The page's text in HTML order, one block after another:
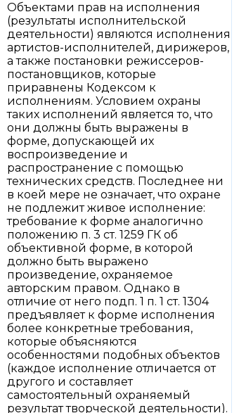
Объектами прав на исполнения
(результаты исполнительской
деятельности) являются исполнения
артистов-исполнителей, дирижеров,
а также постановки режиссеров-
постановщиков, которые
приравнены Кодексом к
исполнениям. Условием охраны
таких исполнений является то, что
они должны быть выражены в
форме, допускающей их
воспроизведение и
распространение с помощью
технических средств. Последнее ни
в коей мере не означает, что охране
не подлежит живое исполнение:
требование к форме аналогично
положению п. 3 ст. 1259 ГК об
объективной форме, в которой
должно быть выражено
произведение, охраняемое
авторским правом. Однако в
отличие от него подп. 1 п. 1 ст. 1304
предъявляет к форме исполнения
более конкретные требования,
которые объясняются
особенностями подобных объектов
(каждое исполнение отличается от
другого и составляет
самостоятельный охраняемый
результат творческой деятельности).